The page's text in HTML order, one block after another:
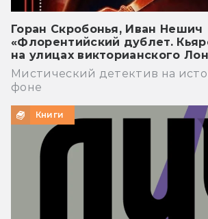
Горан Скробонья, Иван Нешич
«Флорентийский дублет.
на улицах викторианского
Мистический детектив на
фоне
Книги